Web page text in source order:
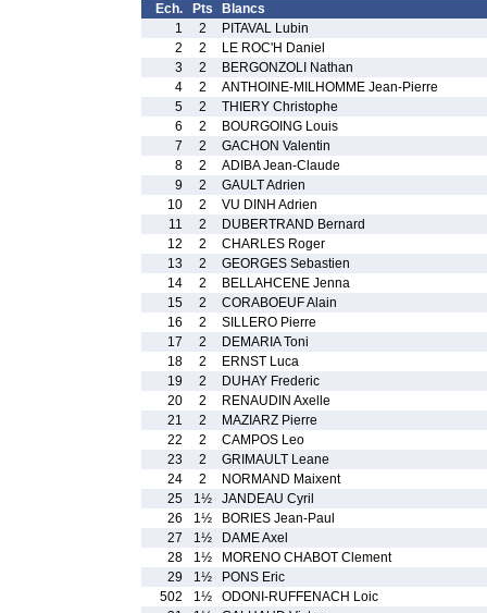
Ech. Pts
Blancs
1
2
PITAVAL Lubin
2
2
LE ROC'H Daniel
3
2
BERGONZOLI Nathan
4
2
ANTHOINE-MILHOMME Jean-Pierre
5
2
THIERY Christophe
6
2
BOURGOING Louis
7
2
GACHON Valentin
8
2
ADIBA Jean-Claude
9
2
GAULT Adrien
10
2
VU DINH Adrien
11
2
DUBERTRAND Bernard
12
2
CHARLES Roger
13
2
GEORGES Sebastien
14
2
BELLAHCENE Jenna
15
2
CORABOEUF Alain
16
2
SILLERO Pierre
17
2
DEMARIA Toni
18
2
ERNST Luca
19
2
DUHAY Frederic
20
2
RENAUDIN Axelle
21
2
MAZIARZ Pierre
22
2
CAMPOS Leo
23
2
GRIMAULT Leane
24
2
NORMAND Maixent
25
1½
JANDEAU Cyril
26
1½
BORIES Jean-Paul
27
1½
DAME Axel
28
1½
MORENO CHABOT Clement
29
1½
PONS Eric
502
1½
ODONI-RUFFENACH Loic